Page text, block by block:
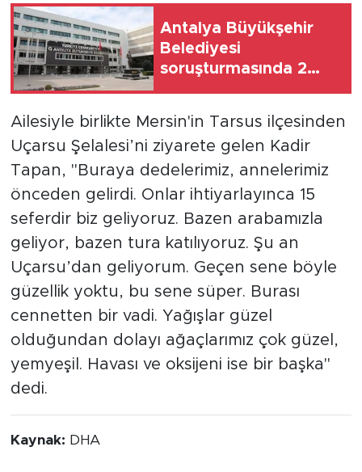
Antalya Büyükşehir
Belediyesi
soruşturmasında 2
Ailesiyle birlikte Mersin'in Tarsus ilçesinden
Uçarsu Şelalesi’ni ziyarete gelen Kadir
Tapan, "Buraya dedelerimiz, annelerimiz
önceden gelirdi. Onlar ihtiyarlayınca 15
seferdir biz geliyoruz. Bazen arabamızla
geliyor, bazen tura katılıyoruz. Şu an
Uçarsu’dan geliyorum. Geçen sene böyle
güzellik yoktu, bu sene süper. Burası
cennetten bir vadi. Yağışlar güzel
olduğundan dolayı ağaçlarımız çok güzel,
yemyeşil. Havası ve oksijeni ise bir başka"
dedi.
Kaynak: DHA